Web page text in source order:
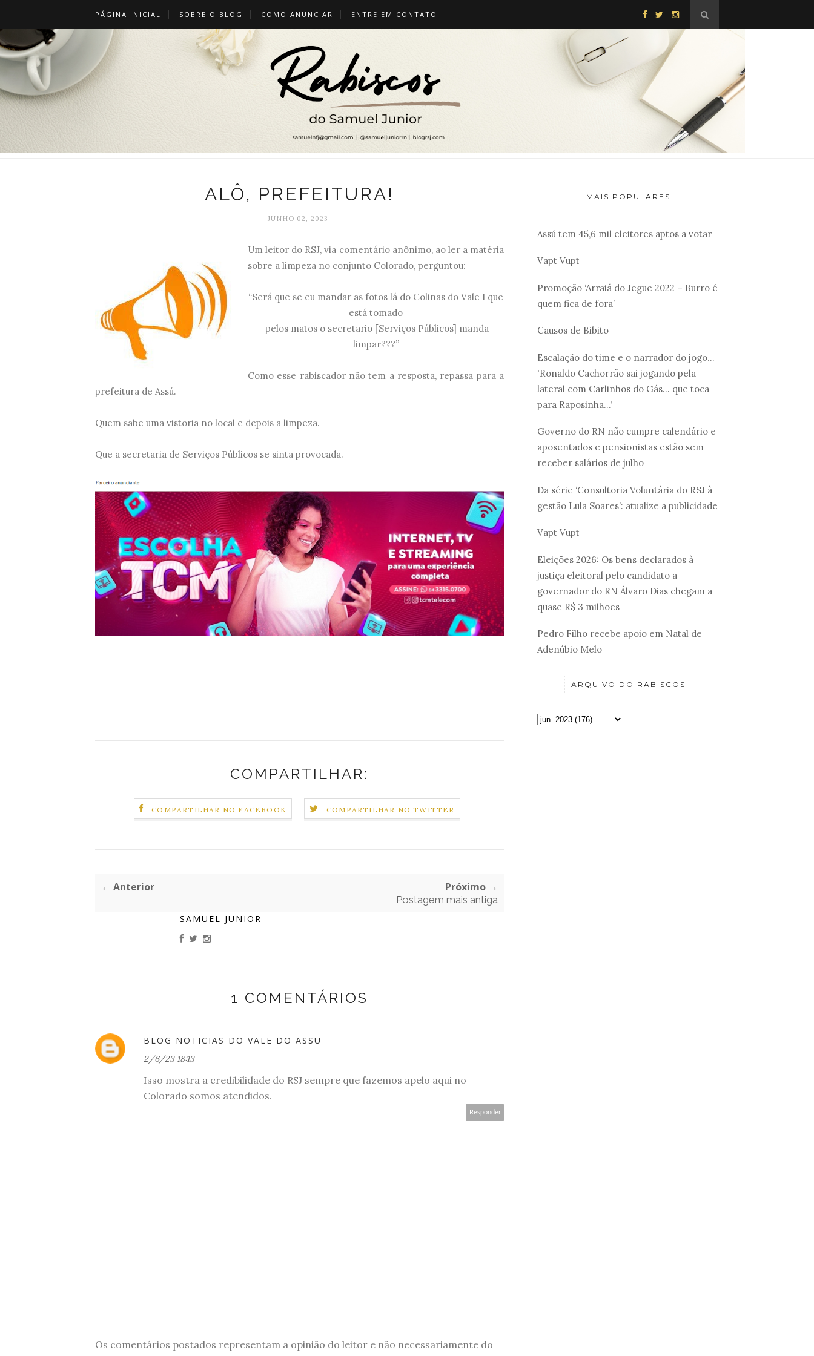
PÁGINA INICIAL SOBRE O BLOG COMO ANUNCIAR ENTRE EM CONTATO
ALÔ, PREFEITURA!
JUNHO 02, 2023
Um leitor do RSJ, via comentário anônimo, ao ler a matéria
sobre a limpeza no conjunto Colorado, perguntou:
“Será que se eu mandar as fotos lá do Colinas do Vale I que
está tomado
pelos matos o secretario [Serviços Públicos] manda
limpar???”
Como esse rabiscador não tem a resposta, repassa para a
prefeitura de Assú.
Quem sabe uma vistoria no local e depois a limpeza.
Que a secretaria de Serviços Públicos se sinta provocada.
COMPARTILHAR:
COMPARTILHAR NO FACEBOOK COMPARTILHAR NO TWITTER
← Anterior Próximo →
Postagem mais antiga
SAMUEL JUNIOR
1 COMENTÁRIOS
BLOG NOTICIAS DO VALE DO ASSU
2/6/23 18:13
Isso mostra a credibilidade do RSJ sempre que fazemos apelo aqui no
Colorado somos atendidos.
Responder
Os comentários postados representam a opinião do leitor e não necessariamente do
MAIS POPULARES
Assú tem 45,6 mil eleitores aptos a votar
Vapt Vupt
Promoção ‘Arraiá do Jegue 2022 – Burro é
quem fica de fora’
Causos de Bibito
Escalação do time e o narrador do jogo...
'Ronaldo Cachorrão sai jogando pela
lateral com Carlinhos do Gás... que toca
para Raposinha...'
Governo do RN não cumpre calendário e
aposentados e pensionistas estão sem
receber salários de julho
Da série ‘Consultoria Voluntária do RSJ à
gestão Lula Soares’: atualize a publicidade
Vapt Vupt
Eleições 2026: Os bens declarados à
justiça eleitoral pelo candidato a
governador do RN Álvaro Dias chegam a
quase R$ 3 milhões
Pedro Filho recebe apoio em Natal de
Adenúbio Melo
ARQUIVO DO RABISCOS